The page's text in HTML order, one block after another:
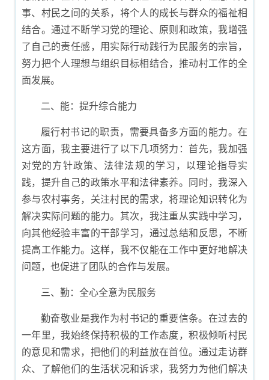
事、村民之间的关系，将个人的成长与群众的福祉相
结合。通过不断学习党的理论、原则和政策，我增强
了自己的责任感，用实际行动践行为民服务的宗旨，
努力把个人理想与组织目标相结合，推动村工作的全
面发展。
二、能：提升综合能力
履行村书记的职责，需要具备多方面的能力。在
这方面，我主要进行了以下几项努力：首先，我加强
对党的方针政策、法律法规的学习，以理论指导实
践，提升自己的政策水平和法律素养。同时，我深入
参与农村事务，关注村民的需求，将理论知识转化为
解决实际问题的能力。其次，我注重从实践中学习，
向其他经验丰富的干部学习，通过总结和反思，不断
提高工作能力。这样，我不仅能在工作中更好地解决
问题，也促进了团队的合作与发展。
三、勤：全心全意为民服务
勤奋敬业是我作为村书记的重要信条。在过去的
一年里，我始终保持积极的工作态度，积极倾听村民
的意见和需求，把他们的利益放在首位。通过走访群
众、了解他们的生活状况和诉求，我努力为他们解决